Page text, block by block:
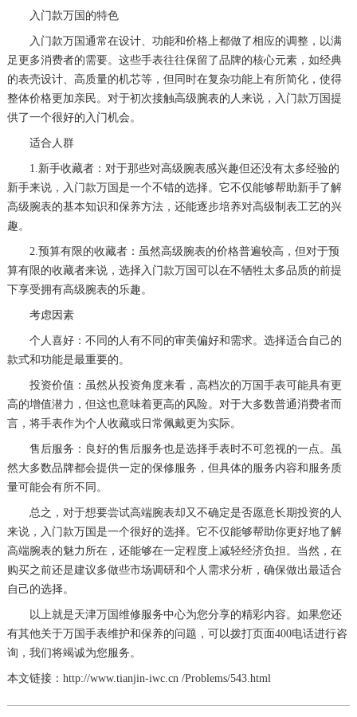
入门款万国的特色
入门款万国通常在设计、功能和价格上都做了相应的调整，以满
足更多消费者的需要。这些手表往往保留了品牌的核心元素，如经典
的表壳设计、高质量的机芯等，但同时在复杂功能上有所简化，使得
整体价格更加亲民。对于初次接触高级腕表的人来说，入门款万国提
供了一个很好的入门机会。
适合人群
1.新手收藏者：对于那些对高级腕表感兴趣但还没有太多经验的
新手来说，入门款万国是一个不错的选择。它不仅能够帮助新手了解
高级腕表的基本知识和保养方法，还能逐步培养对高级制表工艺的兴
趣。
2.预算有限的收藏者：虽然高级腕表的价格普遍较高，但对于预
算有限的收藏者来说，选择入门款万国可以在不牺牲太多品质的前提
下享受拥有高级腕表的乐趣。
考虑因素
个人喜好：不同的人有不同的审美偏好和需求。选择适合自己的
款式和功能是最重要的。
投资价值：虽然从投资角度来看，高档次的万国手表可能具有更
高的增值潜力，但这也意味着更高的风险。对于大多数普通消费者而
言，将手表作为个人收藏或日常佩戴更为实际。
售后服务：良好的售后服务也是选择手表时不可忽视的一点。虽
然大多数品牌都会提供一定的保修服务，但具体的服务内容和服务质
量可能会有所不同。
总之，对于想要尝试高端腕表却又不确定是否愿意长期投资的人
来说，入门款万国是一个很好的选择。它不仅能够帮助你更好地了解
高端腕表的魅力所在，还能够在一定程度上减轻经济负担。当然，在
购买之前还是建议多做些市场调研和个人需求分析，确保做出最适合
自己的选择。
以上就是天津万国维修服务中心为您分享的精彩内容。如果您还
有其他关于万国手表维护和保养的问题，可以拨打页面400电话进行咨
询，我们将竭诚为您服务。
本文链接：http://www.tianjin-iwc.cn /Problems/543.html